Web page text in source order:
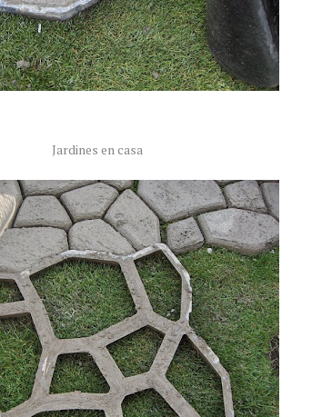
Jardines en casa